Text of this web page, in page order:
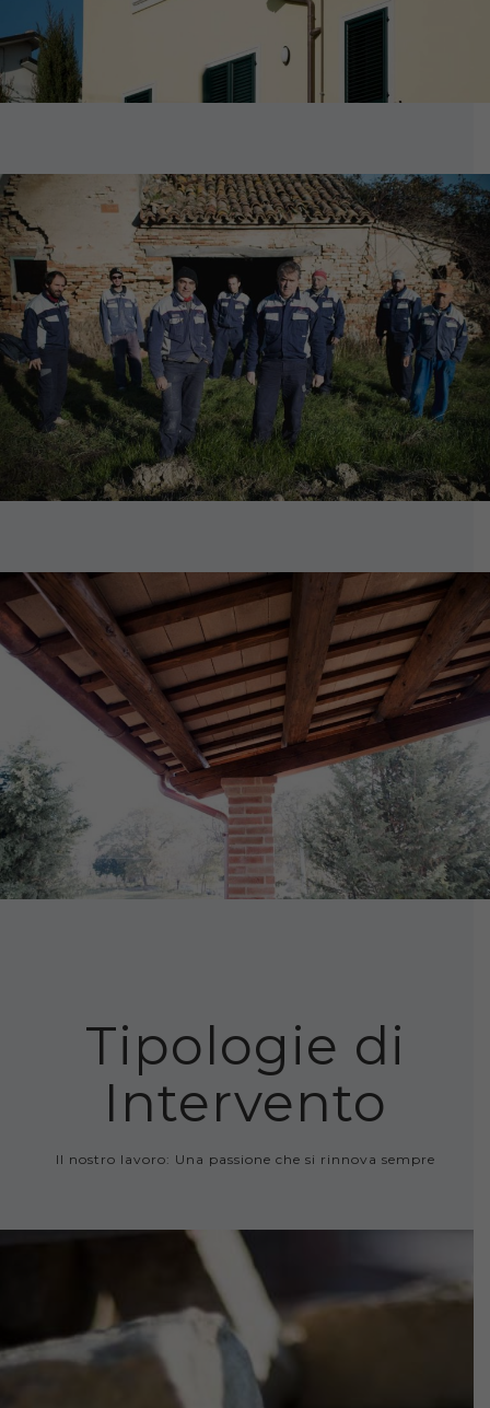
Tipologie di
Intervento
Il nostro lavoro: Una passione che si rinnova sempre